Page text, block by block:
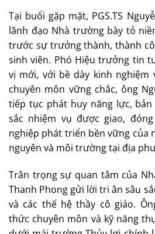
Tại buổi gặp mặt, PGS.TS
lãnh đạo Nhà trường bày tỏ
trước sự trưởng thành, thành
sinh viên. Phó Hiệu trưởng tin
vị mới, với bề dày kinh nghiệm
chuyên môn vững chắc, ông
tiếp tục phát huy năng lực,
sắc nhiệm vụ được giao,
nghiệp phát triển bền vững của
nguyên và môi trường tại địa
Trân trọng sự quan tâm của
Thanh Phong gửi lời tri ân sâu
và các thế hệ thầy cô giáo.
thức chuyên môn và kỹ năng